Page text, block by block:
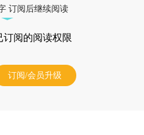
订阅后继续阅读
订阅的阅读权限
订阅/会员升级